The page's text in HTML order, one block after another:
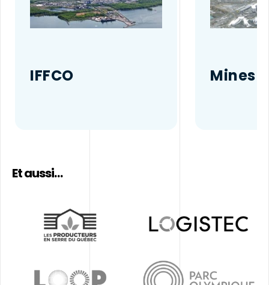
IFFCO Mines
Et aussi…
savoir
savoir